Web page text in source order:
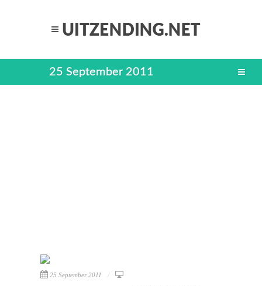
25 September 2011
25 September 2011